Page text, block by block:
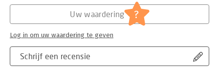
Schrijf een recensie
Uw waardering ?
Log in om uw waardering te geven